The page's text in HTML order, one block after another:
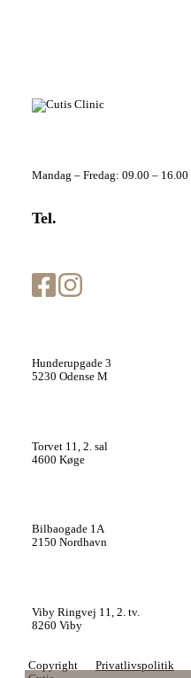
Mandag – Fredag: 09.00 – 16.00
Tel.
Hunderupgade 3
5230 Odense M
Torvet 11, 2. sal
4600 Køge
Bilbaogade 1A
2150 Nordhavn
Viby Ringvej 11, 2. tv.
8260 Viby
Copyright
Privatlivspolitik